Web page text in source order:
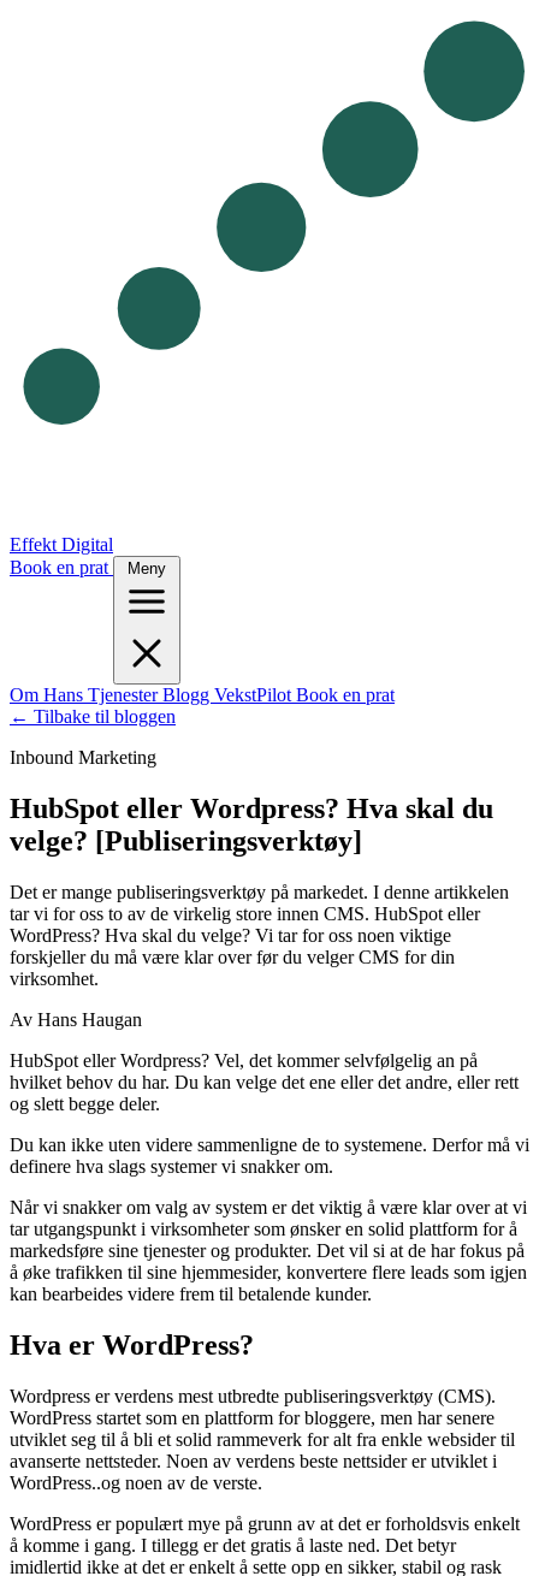
Effekt Digital
Book en prat
Meny
Om Hans TjenesterBlogg VekstPilot Book en prat
← Tilbake til bloggen
Inbound Marketing
HubSpot eller Wordpress? Hva skal du
velge? [Publiseringsverktøy]
Det er mange publiseringsverktøy på markedet. I denne artikkelen
tar vi for oss to av de virkelig store innen CMS. HubSpot eller
WordPress? Hva skal du velge? Vi tar for oss noen viktige
forskjeller du må være klar over før du velger CMS for din
virksomhet.
Av Hans Haugan
HubSpot eller Wordpress? Vel, det kommer selvfølgelig an på
hvilket behov du har. Du kan velge det ene eller det andre, eller rett
og slett begge deler.
Du kan ikke uten videre sammenligne de to systemene. Derfor må vi
definere hva slags systemer vi snakker om.
Når vi snakker om valg av system er det viktig å være klar over at vi
tar utgangspunkt i virksomheter som ønsker en solid plattform for å
markedsføre sine tjenester og produkter. Det vil si at de har fokus på
å øke trafikken til sine hjemmesider, konvertere flere leads som igjen
kan bearbeides videre frem til betalende kunder.
Hva er WordPress?
Wordpress er verdens mest utbredte publiseringsverktøy (CMS).
WordPress startet som en plattform for bloggere, men har senere
utviklet seg til å bli et solid rammeverk for alt fra enkle websider til
avanserte nettsteder. Noen av verdens beste nettsider er utviklet i
WordPress..og noen av de verste.
WordPress er populært mye på grunn av at det er forholdsvis enkelt
å komme i gang. I tillegg er det gratis å laste ned. Det betyr
imidlertid ikke at det er enkelt å sette opp en sikker, stabil og rask